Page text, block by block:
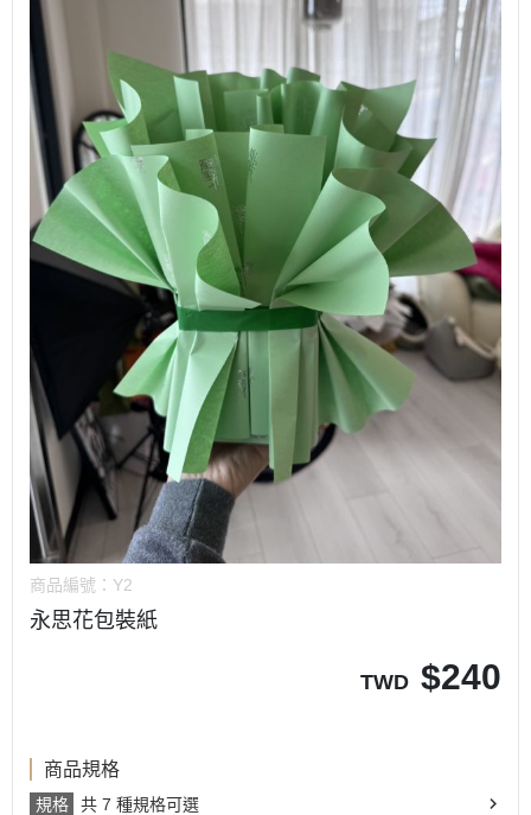
商品編號： Y2
永思花包裝紙
TWD $240
商品規格
規格 共 7 種規格可選